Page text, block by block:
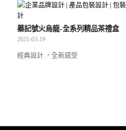
蓁記號火烏龍-全系列精品茶禮盒
2021-03-19
經典設計 ，全新感受